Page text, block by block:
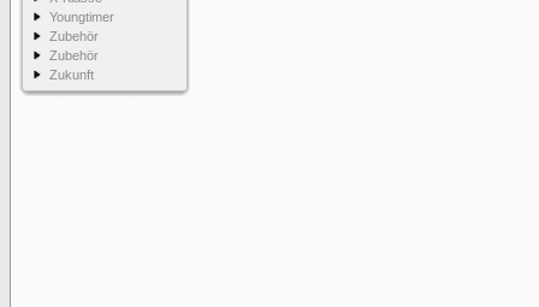
Youngtimer
Zubehör
Zubehör
Zukunft